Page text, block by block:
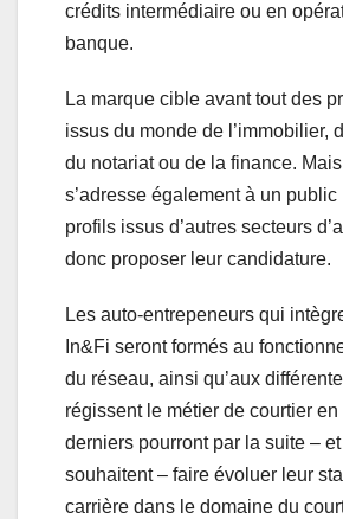
crédits intermédiaire ou en
banque.
La marque cible avant tout des
issus du monde de l’immobilier,
du notariat ou de la finance.
s’adresse également à un
profils issus d’autres secteurs
donc proposer leur candidature.
Les auto-entrepeneurs qui
In&Fi seront formés au
du réseau, ainsi qu’aux
régissent le métier de courtier
derniers pourront par la suite –
souhaitent – faire évoluer leur
carrière dans le domaine du